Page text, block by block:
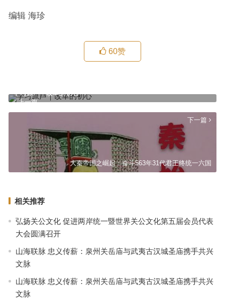
编辑 海珍
60赞
上一篇
学习原声｜改革的初心
下一篇
大秦帝国之崛起：奋斗563年31代君王终统一六国
相关推荐
弘扬关公文化 促进两岸统一暨世界关公文化第五届会员代表
大会圆满召开
山海联脉 忠义传薪：泉州关岳庙与武夷古汉城圣庙携手共兴
文脉
山海联脉 忠义传薪：泉州关岳庙与武夷古汉城圣庙携手共兴
文脉